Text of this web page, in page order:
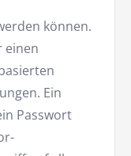
können.
einen
Ein
Passwort